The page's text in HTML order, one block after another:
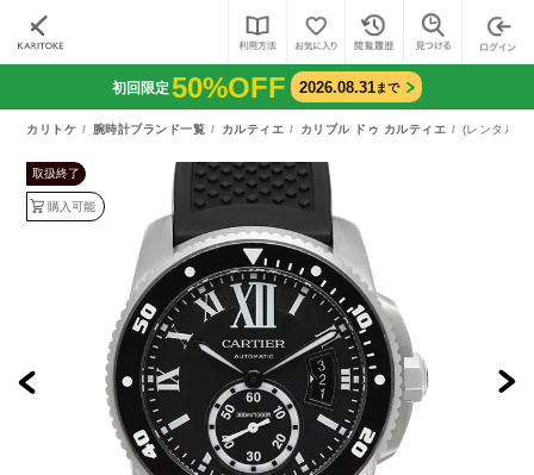
初回限定50%OFF 2026.08.31まで
カリトケ 腕時計ブランド一覧 カルティエ カリブル ドゥ カルティエ (レンタル)
取扱終了
購入可能